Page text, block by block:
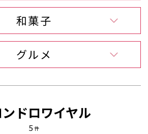
和菓子
グルメ
ドロワイヤル
5 件